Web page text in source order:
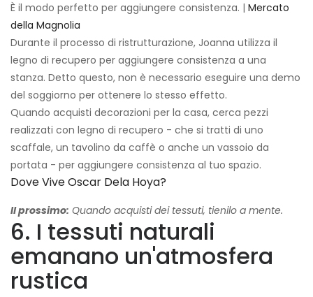
È il modo perfetto per aggiungere consistenza. | Mercato
della Magnolia
Durante il processo di ristrutturazione, Joanna utilizza il
legno di recupero per aggiungere consistenza a una
stanza. Detto questo, non è necessario eseguire una demo
del soggiorno per ottenere lo stesso effetto.
Quando acquisti decorazioni per la casa, cerca pezzi
realizzati con legno di recupero - che si tratti di uno
scaffale, un tavolino da caffè o anche un vassoio da
portata - per aggiungere consistenza al tuo spazio.
Dove Vive Oscar Dela Hoya?
Il prossimo: Quando acquisti dei tessuti, tienilo a mente.
6. I tessuti naturali
emanano un'atmosfera
rustica